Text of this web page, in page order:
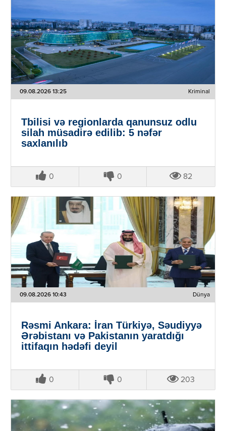
09.08.2026 13:25 Kriminal
Tbilisi və regionlarda qanunsuz odlu
silah müsadirə edilib: 5 nəfər
saxlanılıb
0 0 82
09.08.2026 10:43 Dünya
Rəsmi Ankara: İran Türkiyə, Səudiyyə
Ərəbistanı və Pakistanın yaratdığı
ittifaqın hədəfi deyil
0 0 203